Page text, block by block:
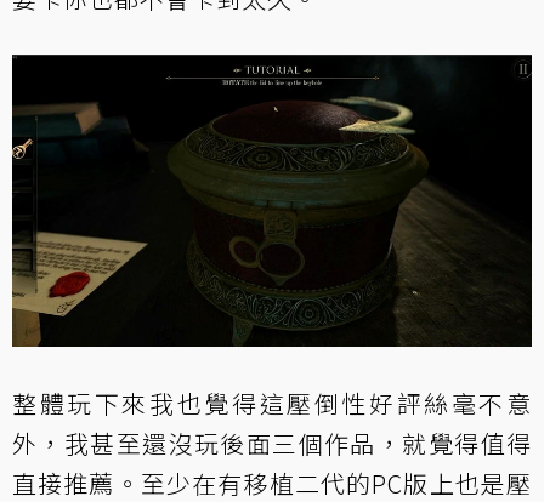
整體玩下來我也覺得這壓倒性好評絲毫不意
外，我甚至還沒玩後面三個作品，就覺得值得
直接推薦。至少在有移植二代的PC版上也是壓